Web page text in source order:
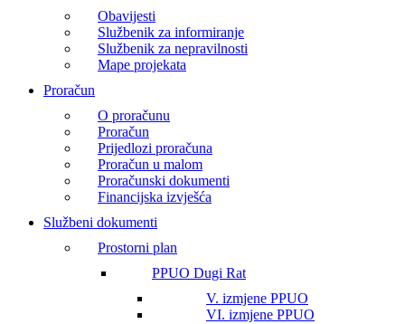
Obavijesti
Službenik za informiranje
Službenik za nepravilnosti
Mape projekata
Proračun
O proračunu
Proračun
Prijedlozi proračuna
Proračun u malom
Proračunski dokumenti
Financijska izvješća
Službeni dokumenti
Prostorni plan
PPUO Dugi Rat
V. izmjene PPUO
VI. izmjene PPUO